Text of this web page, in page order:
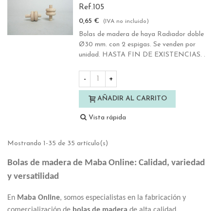
Ref.105
0,65 € (IVA no incluido)
Bolas de madera de haya Radiador doble
Ø30 mm. con 2 espigas. Se venden por
unidad. HASTA FIN DE EXISTENCIAS. .
- +
AÑADIR AL CARRITO
Vista rápida
Mostrando 1-35 de 35 artículo(s)
Bolas de madera de Maba Online: Calidad, variedad
y versatilidad
En Maba Online, somos especialistas en la fabricación y